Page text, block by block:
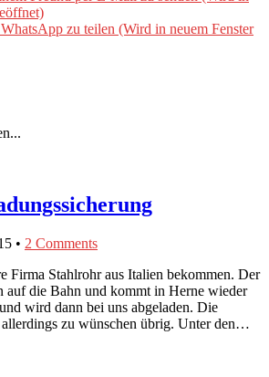
zu teilen (Wird in neuem Fenster
• 2 Comments
Firma Stahlrohr aus Italien bekommen. Der
auf die Bahn und kommt in Herne wieder
wird dann bei uns abgeladen. Die
zu wünschen übrig. Unter den…